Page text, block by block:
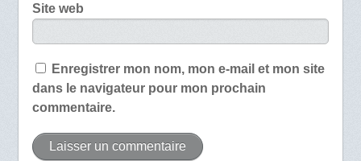
Site web
Enregistrer mon nom, mon e-mail et mon site
dans le navigateur pour mon prochain
commentaire.